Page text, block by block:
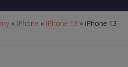
» iPhone » iPhone 13 » iPhone 13